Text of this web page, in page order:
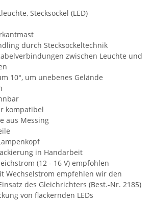
Stecksockel (LED)
durch Stecksockeltechnik
zwischen Leuchte und
10°, um unebenes Gelände
kompatibel
aus Messing
in Handarbeit
(12 - 16 V) empfohlen
Wechselstrom empfehlen wir den
des Gleichrichters (Best.-Nr. 2185)
von flackernden LEDs